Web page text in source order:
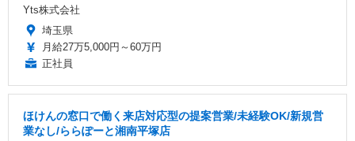
Yts株式会社
埼玉県
月給27万5,000円～60万円
正社員
ほけんの窓口で働く来店対応型の提案営業/未経験OK/新規営
業なし/ららぽーと湘南平塚店